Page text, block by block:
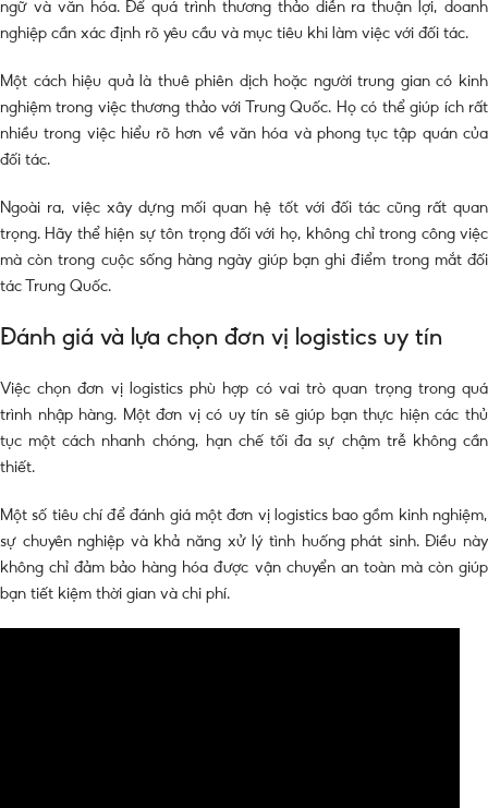
ngữ và văn hóa. Để quá trình thương thảo diễn ra thuận lợi, doanh
nghiệp cần xác định rõ yêu cầu và mục tiêu khi làm việc với đối tác.
Một cách hiệu quả là thuê phiên dịch hoặc người trung gian có kinh
nghiệm trong việc thương thảo với Trung Quốc. Họ có thể giúp ích rất
nhiều trong việc hiểu rõ hơn về văn hóa và phong tục tập quán của
đối tác.
Ngoài ra, việc xây dựng mối quan hệ tốt với đối tác cũng rất quan
trọng. Hãy thể hiện sự tôn trọng đối với họ, không chỉ trong công việc
mà còn trong cuộc sống hàng ngày giúp bạn ghi điểm trong mắt đối
tác Trung Quốc.
Đánh giá và lựa chọn đơn vị logistics uy tín
Việc chọn đơn vị logistics phù hợp có vai trò quan trọng trong quá
trình nhập hàng. Một đơn vị có uy tín sẽ giúp bạn thực hiện các thủ
tục một cách nhanh chóng, hạn chế tối đa sự chậm trễ không cần
thiết.
Một số tiêu chí để đánh giá một đơn vị logistics bao gồm kinh nghiệm,
sự chuyên nghiệp và khả năng xử lý tình huống phát sinh. Điều này
không chỉ đảm bảo hàng hóa được vận chuyển an toàn mà còn giúp
bạn tiết kiệm thời gian và chi phí.